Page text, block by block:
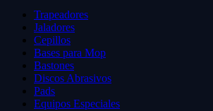
Trapeadores
Jaladores
Cepillos
Bases para Mop
Bastones
Discos Abrasivos
Pads
Equipos Especiales